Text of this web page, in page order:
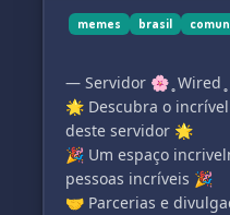
memes brasil
— Servidor 🌸 ̥ Wired
🌟 Descubra o
deste servidor 🌟
🎉 Um espaço
pessoas incríveis 🎉
🤝 Parcerias e